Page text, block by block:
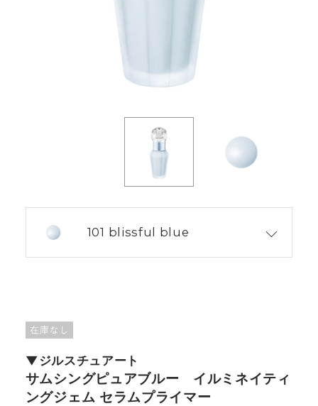
101 blissful blue
ジルスチュアート
サムシングピュアブルー イルミネイティ
ングジェム セラムプライマー